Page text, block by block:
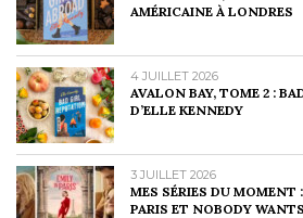
AMÉRICAINE À LONDRES
4 JUILLET 2026
AVALON BAY, TOME 2 :
D’ELLE KENNEDY
3 JUILLET 2026
MES SÉRIES DU
PARIS ET NOBODY